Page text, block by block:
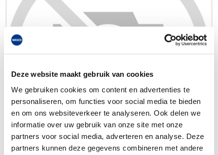
Deze website maakt gebruik van cookies
We gebruiken cookies om content en advertenties te
personaliseren, om functies voor social media te bieden
en om ons websiteverkeer te analyseren. Ook delen we
informatie over uw gebruik van onze site met onze
partners voor social media, adverteren en analyse. Deze
partners kunnen deze gegevens combineren met andere